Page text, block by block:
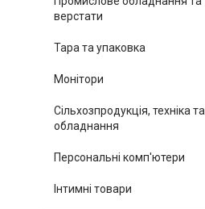
верстати
Тара та упаковка
Монітори
Сільхозпродукція, техніка та
обладнання
Персональні комп'ютери
Інтимні товари